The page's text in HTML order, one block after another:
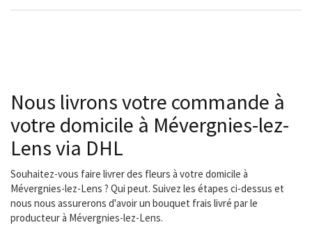
Nous livrons votre commande à
votre domicile à Mévergnies-lez-
Lens via DHL
Souhaitez-vous faire livrer des fleurs à votre domicile à
Mévergnies-lez-Lens ? Qui peut. Suivez les étapes ci-dessus et
nous nous assurerons d'avoir un bouquet frais livré par le
producteur à Mévergnies-lez-Lens.